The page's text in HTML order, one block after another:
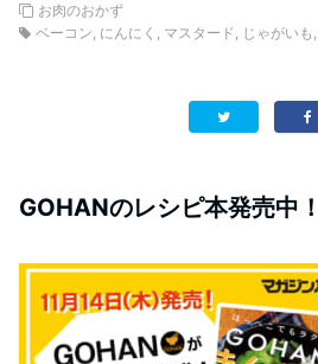
お肉のおかず
ベーコン, にんにく , マスタード , じゃがいも ,
GOHANのレシピ本発売中！